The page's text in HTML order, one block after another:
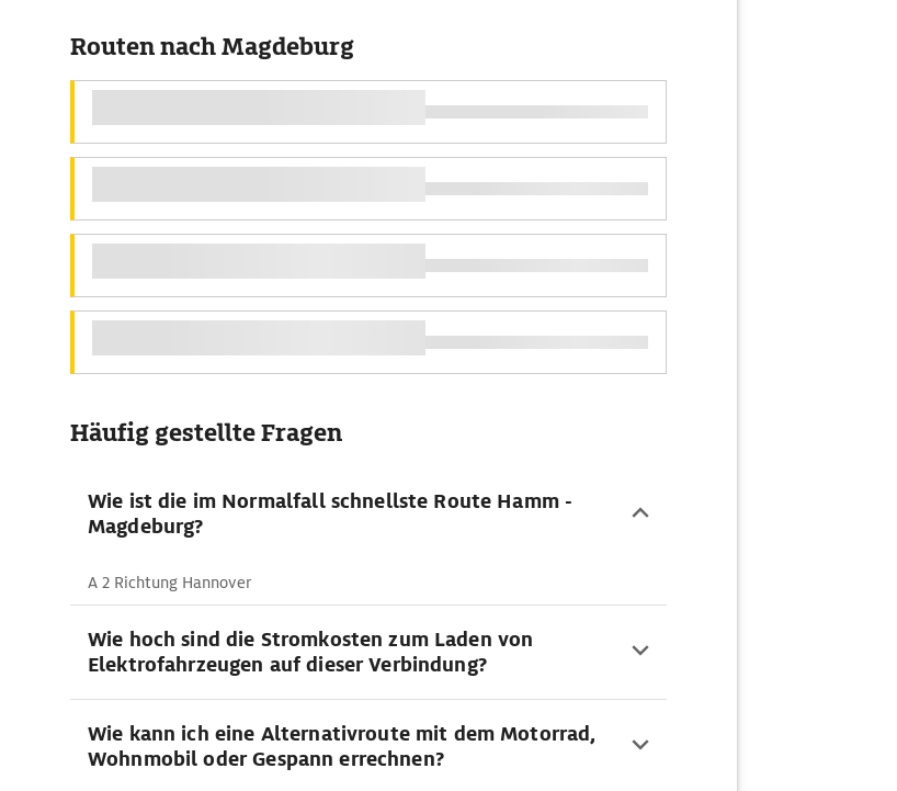
Routen nach Magdeburg
Häufig gestellte Fragen
Wie ist die im Normalfall schnellste Route Hamm -
Magdeburg?
A 2 Richtung Hannover
Wie hoch sind die Stromkosten zum Laden von
Elektrofahrzeugen auf dieser Verbindung?
Wie kann ich eine Alternativroute mit dem Motorrad,
Wohnmobil oder Gespann errechnen?